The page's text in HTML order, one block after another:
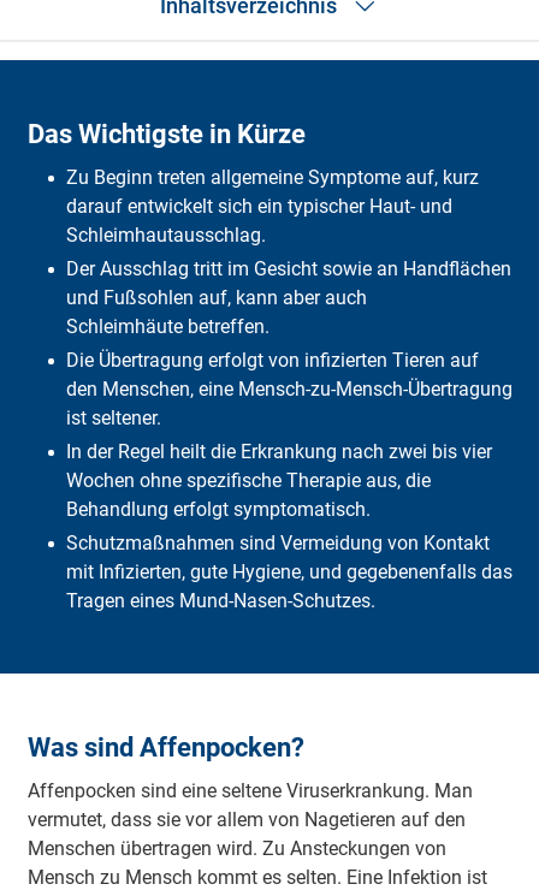
Inhaltsverzeichnis
Symptome
Diagnose
Behandlung
Schutz vor Übertragung
Verbreitung
Was übernimmt die DFV?
Häufige Fragen
Fazit
Das Wichtigste in Kürze
Zu Beginn treten allgemeine Symptome auf, kurz
darauf entwickelt sich ein typischer Haut- und
Schleimhautausschlag.
Der Ausschlag tritt im Gesicht sowie an Handflächen
und Fußsohlen auf, kann aber auch
Schleimhäute betreffen.
Die Übertragung erfolgt von infizierten Tieren auf
den Menschen, eine Mensch-zu-Mensch-Übertragung
ist seltener.
In der Regel heilt die Erkrankung nach zwei bis vier
Wochen ohne spezifische Therapie aus, die
Behandlung erfolgt symptomatisch.
Schutzmaßnahmen sind Vermeidung von Kontakt
mit Infizierten, gute Hygiene, und gegebenenfalls das
Tragen eines Mund-Nasen-Schutzes.
Was sind Affenpocken?
Affenpocken sind eine seltene Viruserkrankung. Man
vermutet, dass sie vor allem von Nagetieren auf den
Menschen übertragen wird. Zu Ansteckungen von
Mensch zu Mensch kommt es selten. Eine Infektion ist